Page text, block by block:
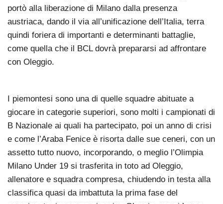
portò alla liberazione di Milano dalla presenza
austriaca, dando il via all’unificazione dell’Italia, terra
quindi foriera di importanti e determinanti battaglie,
come quella che il BCL dovrà prepararsi ad affrontare
con Oleggio.
I piemontesi sono una di quelle squadre abituate a
giocare in categorie superiori, sono molti i campionati di
B Nazionale ai quali ha partecipato, poi un anno di crisi
e come l’Araba Fenice è risorta dalle sue ceneri, con un
assetto tutto nuovo, incorporando, o meglio l’Olimpia
Milano Under 19 si trasferita in toto ad Oleggio,
allenatore e squadra compresa, chiudendo in testa alla
classifica quasi da imbattuta la prima fase del